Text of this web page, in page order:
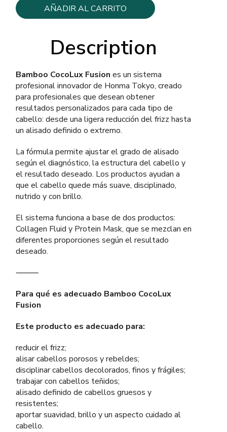
AÑADIR AL CARRITO
Description
Bamboo CocoLux Fusion es un sistema
profesional innovador de Honma Tokyo, creado
para profesionales que desean obtener
resultados personalizados para cada tipo de
cabello: desde una ligera reducción del frizz hasta
un alisado definido o extremo.
La fórmula permite ajustar el grado de alisado
según el diagnóstico, la estructura del cabello y
el resultado deseado. Los productos ayudan a
que el cabello quede más suave, disciplinado,
nutrido y con brillo.
El sistema funciona a base de dos productos:
Collagen Fluid y Protein Mask, que se mezclan en
diferentes proporciones según el resultado
deseado.
⸻
Para qué es adecuado Bamboo CocoLux
Fusion
Este producto es adecuado para:
reducir el frizz;
alisar cabellos porosos y rebeldes;
disciplinar cabellos decolorados, finos y frágiles;
trabajar con cabellos teñidos;
alisado definido de cabellos gruesos y
resistentes;
aportar suavidad, brillo y un aspecto cuidado al
cabello.